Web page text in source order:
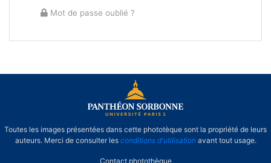
Mot de passe oublié ?
Toutes les images présentées dans cette phototèque sont la propriété de leurs
auteurs. Merci de consulter les conditions d'utilisationavant tout usage.
Contact photothèque